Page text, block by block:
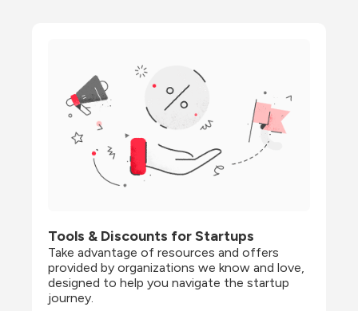
Tools & Discounts for Startups
Take advantage of resources and offers
provided by organizations we know and love,
designed to help you navigate the startup
journey.